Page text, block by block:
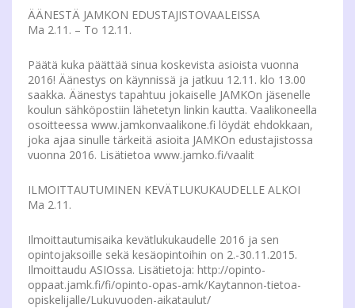
ÄÄNESTÄ JAMKON EDUSTAJISTOVAALEISSA
Ma 2.11. – To 12.11.
Päätä kuka päättää sinua koskevista asioista vuonna
2016! Äänestys on käynnissä ja jatkuu 12.11. klo 13.00
saakka. Äänestys tapahtuu jokaiselle JAMKOn jäsenelle
koulun sähköpostiin lähetetyn linkin kautta. Vaalikoneella
osoitteessa www.jamkonvaalikone.fi löydät ehdokkaan,
joka ajaa sinulle tärkeitä asioita JAMKOn edustajistossa
vuonna 2016. Lisätietoa www.jamko.fi/vaalit
ILMOITTAUTUMINEN KEVÄTLUKUKAUDELLE ALKOI
Ma 2.11.
Ilmoittautumisaika kevätlukukaudelle 2016 ja sen
opintojaksoille sekä kesäopintoihin on 2.-30.11.2015.
Ilmoittaudu ASIOssa. Lisätietoja: http://opinto-
oppaat.jamk.fi/fi/opinto-opas-amk/Kaytannon-tietoa-
opiskelijalle/Lukuvuoden-aikataulut/